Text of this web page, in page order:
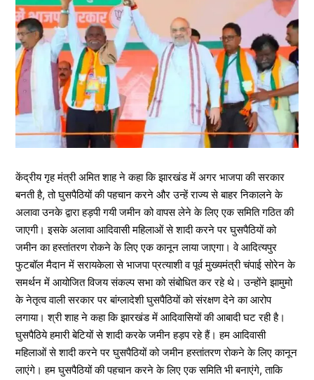
केंद्रीय गृह मंत्री अमित शाह ने कहा कि झारखंड में अगर भाजपा की सरकार
बनती है, तो घुसपैठियों की पहचान करने और उन्हें राज्य से बाहर निकालने के
अलावा उनके द्वारा हड़पी गयी जमीन को वापस लेने के लिए एक समिति गठित की
जाएगी। इसके अलावा आदिवासी महिलाओं से शादी करने पर घुसपैठियों को
जमीन का हस्तांतरण रोकने के लिए एक कानून लाया जाएगा। वे आदित्यपुर
फुटबॉल मैदान में सरायकेला से भाजपा प्रत्याशी व पूर्व मुख्यमंत्री चंपाई सोरेन के
समर्थन में आयोजित विजय संकल्प सभा को संबोधित कर रहे थे। उन्होंने झामुमो
के नेतृत्व वाली सरकार पर बांग्लादेशी घुसपैठियों को संरक्षण देने का आरोप
लगाया। श्री शाह ने कहा कि झारखंड में आदिवासियों की आबादी घट रही है।
घुसपैठिये हमारी बेटियों से शादी करके जमीन हड़प रहे हैं। हम आदिवासी
महिलाओं से शादी करने पर घुसपैठियों को जमीन हस्तांतरण रोकने के लिए कानून
लाएंगे। हम घुसपैठियों की पहचान करने के लिए एक समिति भी बनाएंगे, ताकि